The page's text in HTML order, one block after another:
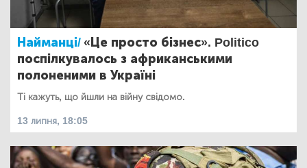
Найманці/«Це просто бізнес». Politico
поспілкувалось з африканськими
полоненими в Україні
Ті кажуть, що йшли на війну свідомо.
13 липня, 18:05